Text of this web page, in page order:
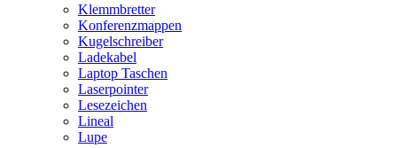
Klemmbretter
Konferenzmappen
Kugelschreiber
Ladekabel
Laptop Taschen
Laserpointer
Lesezeichen
Lineal
Lupe